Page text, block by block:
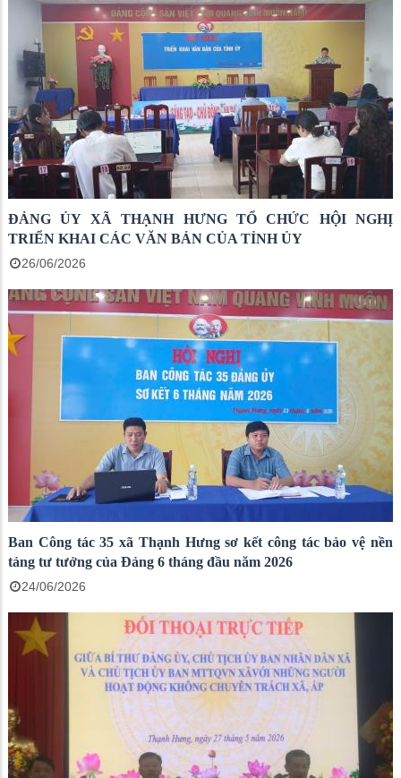
ĐẢNG ỦY XÃ THẠNH HƯNG TỔ CHỨC HỘI NGHỊ
TRIỂN KHAI CÁC VĂN BẢN CỦA TỈNH ỦY
26/06/2026
Ban Công tác 35 xã Thạnh Hưng sơ kết công tác bảo vệ nền
tảng tư tưởng của Đảng 6 tháng đầu năm 2026
24/06/2026